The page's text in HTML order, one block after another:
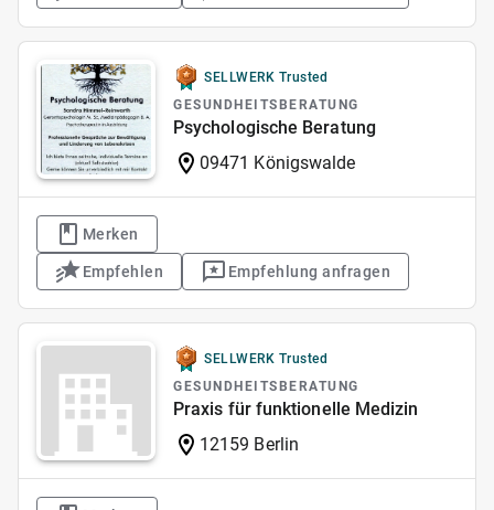
SELLWERK Trusted
GESUNDHEITSBERATUNG
Psychologische Beratung
09471 Königswalde
Merken
Empfehlen Empfehlung anfragen
SELLWERK Trusted
GESUNDHEITSBERATUNG
Praxis für funktionelle Medizin
12159 Berlin